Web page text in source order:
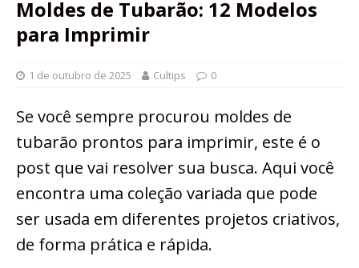
Moldes de Tubarão: 12 Modelos
para Imprimir
1 de outubro de 2025 Cultips 0
Se você sempre procurou moldes de
tubarão prontos para imprimir, este é o
post que vai resolver sua busca. Aqui você
encontra uma coleção variada que pode
ser usada em diferentes projetos criativos,
de forma prática e rápida.